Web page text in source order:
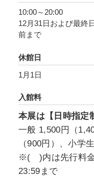
10:00～20:00
12月31日および最終
前まで
休館日
1月1日
入館料
本展は【日時指定
一般 1,500円（
（900円）、小学
※( )内は先行料金
23:59まで